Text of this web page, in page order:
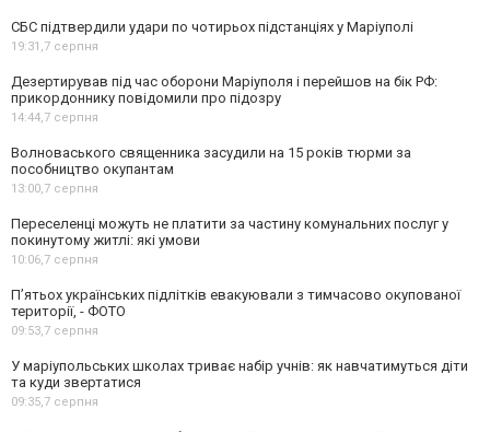
СБС підтвердили удари по чотирьох підстанціях у Маріуполі
19:31,7 серпня
Дезертирував під час оборони Маріуполя і перейшов на бік РФ:
прикордоннику повідомили про підозру
14:44,7 серпня
Волноваського священника засудили на 15 років тюрми за
пособництво окупантам
13:00,7 серпня
Переселенці можуть не платити за частину комунальних послуг у
покинутому житлі: які умови
10:06,7 серпня
П’ятьох українських підлітків евакуювали з тимчасово окупованої
території, - ФОТО
09:53,7 серпня
У маріупольських школах триває набір учнів: як навчатимуться діти
та куди звертатися
09:35,7 серпня